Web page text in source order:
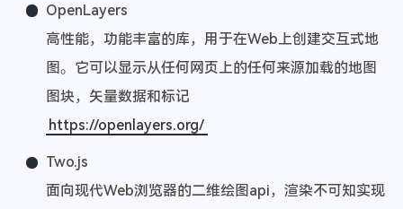
OpenLayers
高性能，功能丰富的库，用于在Web上创建交互式地
图。它可以显示从任何网页上的任何来源加载的地图
图块，矢量数据和标记
https://openlayers.org/
Two.js
面向现代Web浏览器的二维绘图api，渲染不可知实现